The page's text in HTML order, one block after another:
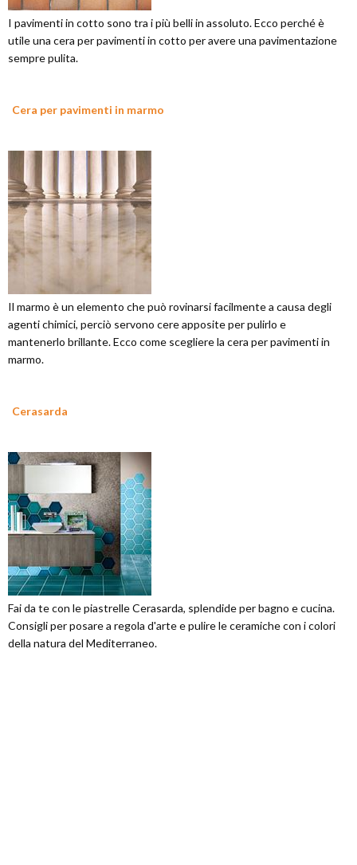
I pavimenti in cotto sono tra i più belli in assoluto. Ecco perché è
utile una cera per pavimenti in cotto per avere una pavimentazione
sempre pulita.
Cera per pavimenti in marmo
Il marmo è un elemento che può rovinarsi facilmente a causa degli
agenti chimici, perciò servono cere apposite per pulirlo e
mantenerlo brillante. Ecco come scegliere la cera per pavimenti in
marmo.
Cerasarda
Fai da te con le piastrelle Cerasarda, splendide per bagno e cucina.
Consigli per posare a regola d'arte e pulire le ceramiche con i colori
della natura del Mediterraneo.